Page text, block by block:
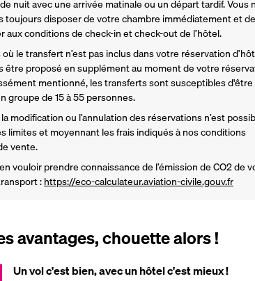
nuit avec une arrivée matinale ou un départ tardif. Vous
toujours disposer de votre chambre immédiatement et
aux conditions de check-in et check-out de l’hôtel.
où le transfert n’est pas inclus dans votre réservation
être proposé en supplément au moment de votre
mentionné, les transferts sont susceptibles d'être
groupe de 15 à 55 personnes.
modification ou l’annulation des réservations n’est
limites et moyennant les frais indiqués à nos conditions
vente.
vouloir prendre connaissance de l’émission de CO2 de
: https://eco-calculateur.aviation-civile.gouv.fr
avantages, chouette alors !
Un vol c'est bien, avec un hôtel c'est mieux !